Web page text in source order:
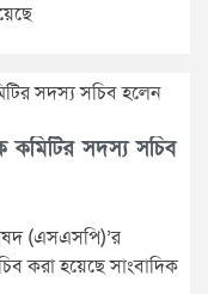
সদস্য সচিব
(এসএসপি)’র
করা হয়েছে সাংবাদিক